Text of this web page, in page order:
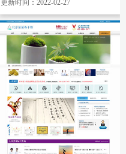
更新时间：2022-02-27